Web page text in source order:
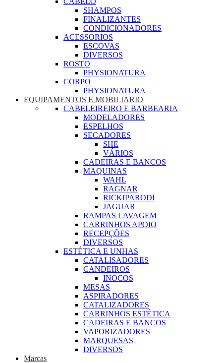
SHAMPOS
FINALIZANTES
CONDICIONADORES
ACESSORIOS
ESCOVAS
DIVERSOS
ROSTO
PHYSIONATURA
CORPO
PHYSIONATURA
EQUIPAMENTOS E MOBILIARIO
CABELEIREIRO E BARBEARIA
MODELADORES
ESPELHOS
SECADORES
SHE
VÁRIOS
CADEIRAS E BANCOS
MAQUINAS
WAHL
RAGNAR
RICKIPARODI
JAGUAR
RAMPAS LAVAGEM
CARRINHOS APOIO
RECEPÇÕES
DIVERSOS
ESTÉTICA E UNHAS
CATALISADORES
CANDEIROS
INOCOS
MESAS
ASPIRADORES
CATALIZADORES
CARRINHOS ESTÉTICA
CADEIRAS E BANCOS
VAPORIZADORES
MARQUESAS
DIVERSOS
Marcas